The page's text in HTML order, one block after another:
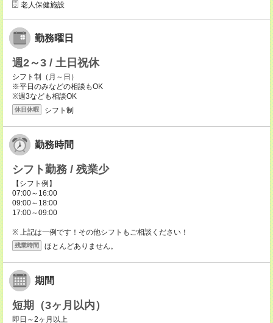
老人保健施設
勤務曜日
週2～3 / 土日祝休
シフト制（月～日）
※平日のみなどの相談もOK
※週3なども相談OK
休日休暇 シフト制
勤務時間
シフト勤務 / 残業少
【シフト例】
07:00～16:00
09:00～18:00
17:00～09:00
※ 上記は一例です！その他シフトもご相談ください！
残業時間 ほとんどありません。
期間
短期（3ヶ月以内）
即日～2ヶ月以上